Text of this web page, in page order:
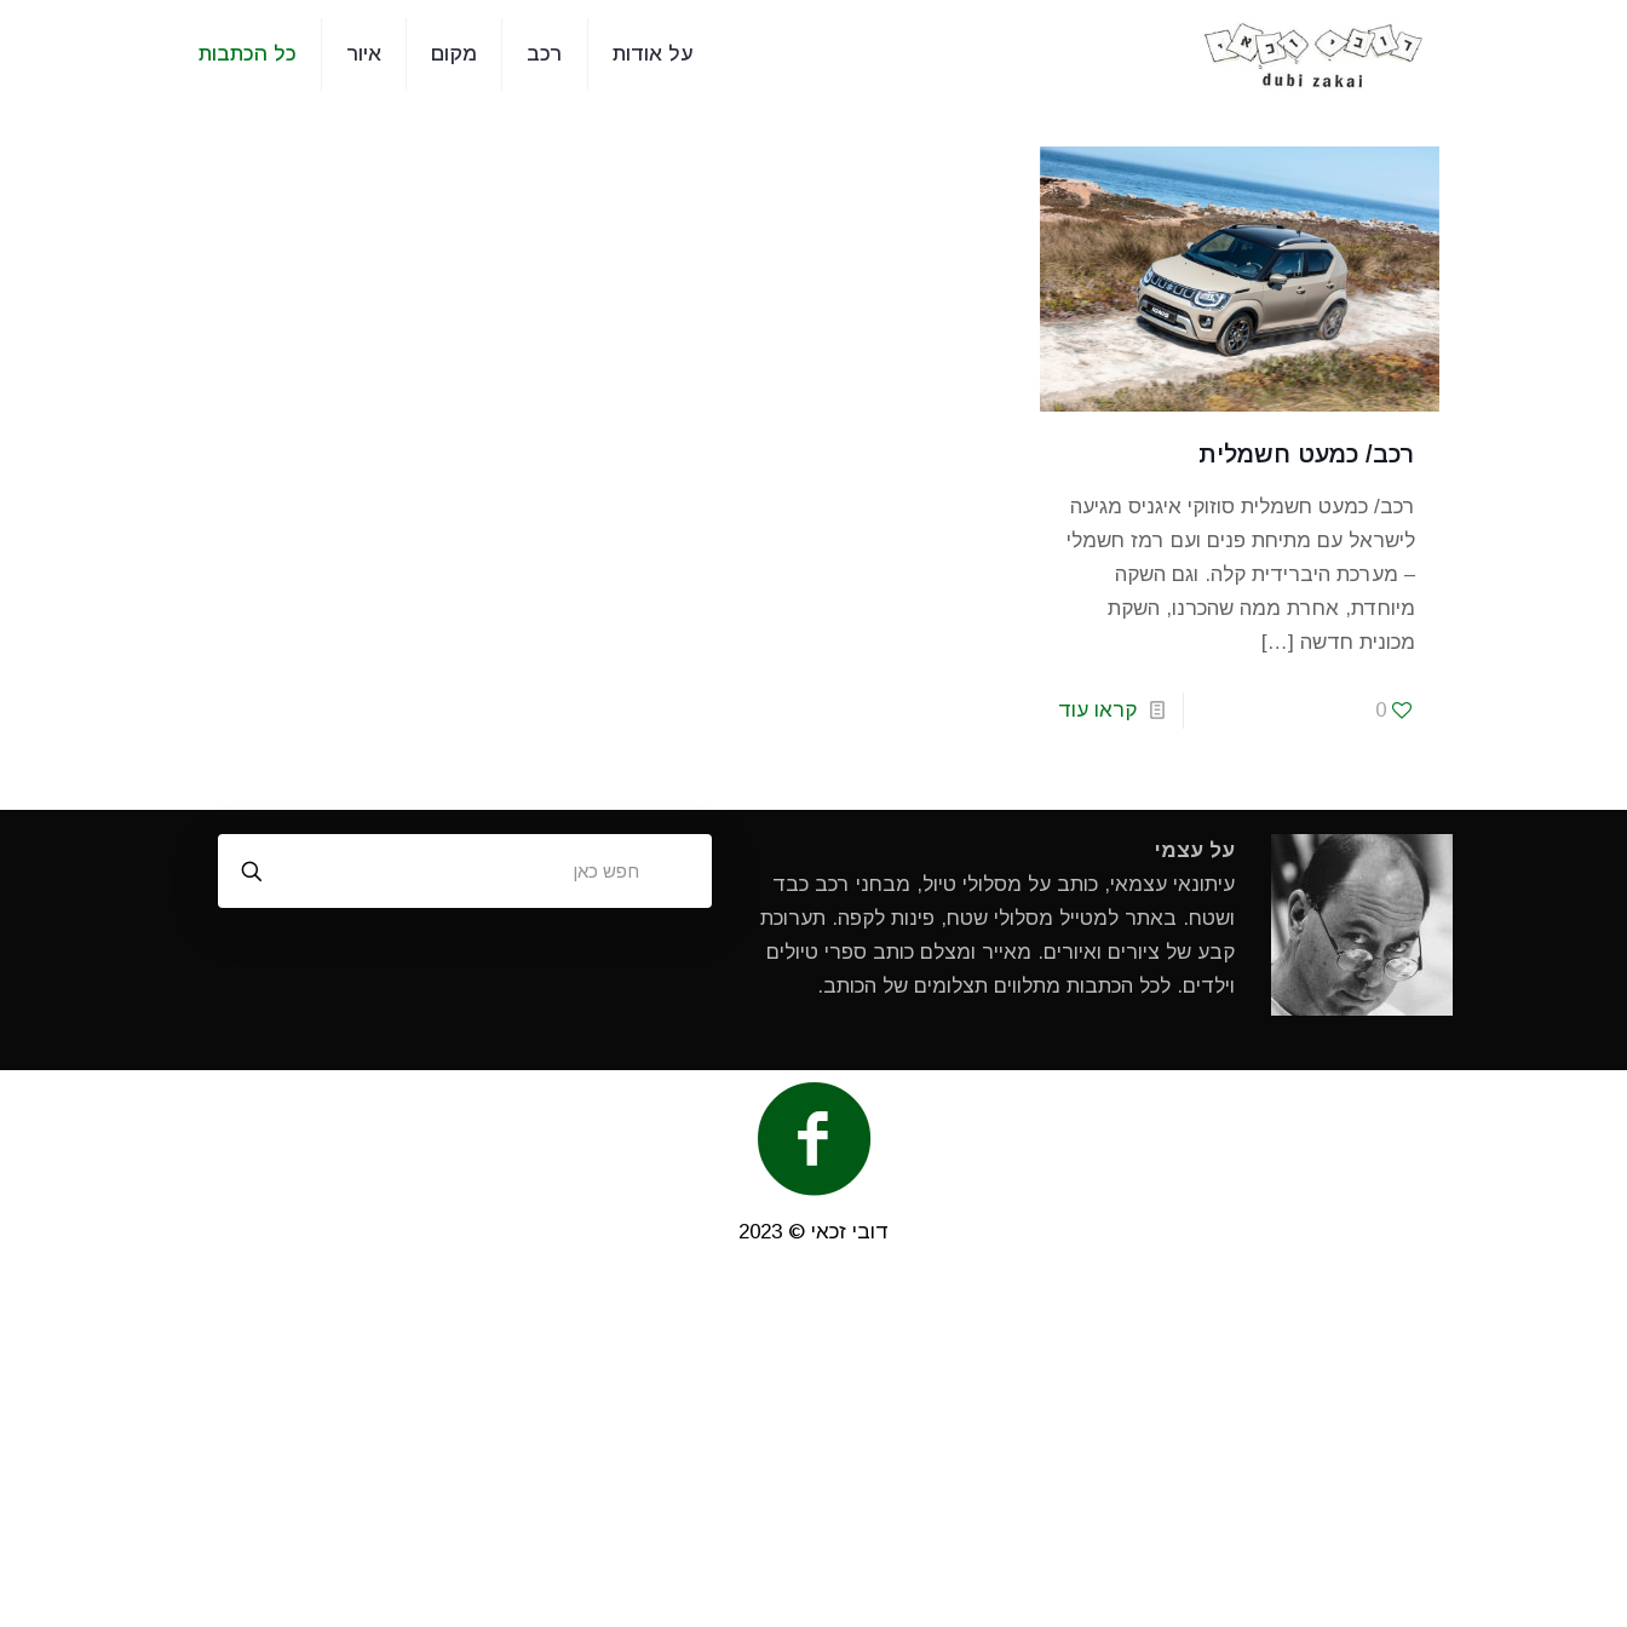
על אודות רכב מקום איור כל הכתבות
רכב/ כמעט חשמלית
רכב/ כמעט חשמלית סוזוקי איגניס מגיעה
לישראל עם מתיחת פנים ועם רמז חשמלי
– מערכת היברידית קלה. וגם השקה
מיוחדת, אחרת ממה שהכרנו, השקת
מכונית חדשה […]
0 קראו עוד
על עצמי
עיתונאי עצמאי, כותב על מסלולי טיול, מבחני רכב כבד
ושטח. באתר למטייל מסלולי שטח, פינות לקפה. תערוכת
קבע של ציורים ואיורים. מאייר ומצלם כותב ספרי טיולים
וילדים. לכל הכתבות מתלווים תצלומים של הכותב.
דובי זכאי © 2023